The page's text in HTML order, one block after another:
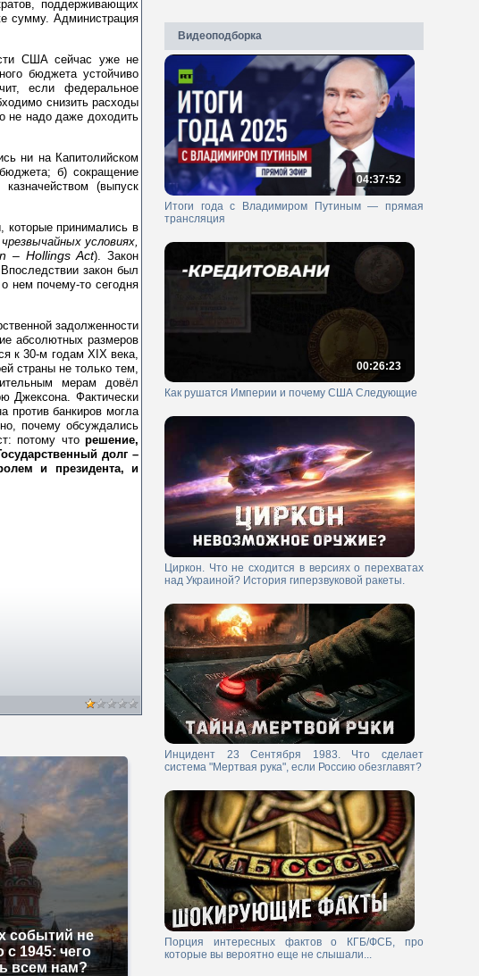
поддерживающих
сумму. Администрация
США сейчас уже не
бюджета устойчиво
если федеральное
снизить расходы
не надо даже доходить
ни на Капитолийском
б) сокращение
(выпуск
которые принимались в
условиях,
– Hollings Act). Закон
закон был
нем почему-то сегодня
задолженности
абсолютных размеров
к 30-м годам XIX века,
страны не только тем,
мерам довёл
Джексона. Фактически
против банкиров могла
почему обсуждались
потому что решение,
долг –
и президента, и
событий не
1945: чего
всем нам?
Видеоподборка
04:37:52
Итоги года с Владимиром Путиным — прямая
трансляция
00:26:23
Как рушатся Империи и почему США Следующие
Циркон. Что не сходится в версиях о перехватах
над Украиной? История гиперзвуковой ракеты.
Инцидент 23 Сентября 1983. Что сделает
система "Мертвая рука", если Россию обезглавят?
Порция интересных фактов о КГБ/ФСБ, про
которые вы вероятно еще не слышали...